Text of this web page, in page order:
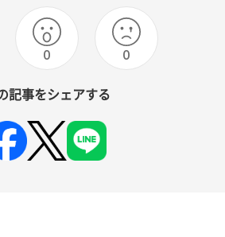
0 0
記事をシェアする